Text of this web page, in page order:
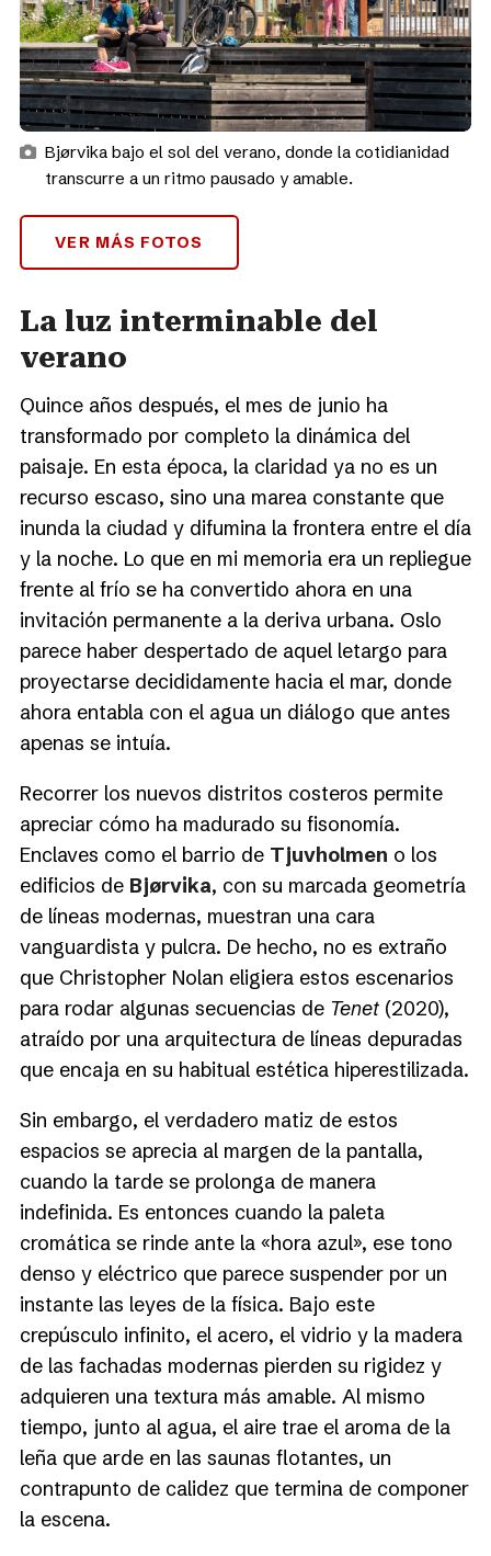
Bjørvika bajo el sol del verano, donde la cotidianidad
transcurre a un ritmo pausado y amable.
VER MÁS FOTOS
La luz interminable del
verano
Quince años después, el mes de junio ha
transformado por completo la dinámica del
paisaje. En esta época, la claridad ya no es un
recurso escaso, sino una marea constante que
inunda la ciudad y difumina la frontera entre el día
y la noche. Lo que en mi memoria era un repliegue
frente al frío se ha convertido ahora en una
invitación permanente a la deriva urbana. Oslo
parece haber despertado de aquel letargo para
proyectarse decididamente hacia el mar, donde
ahora entabla con el agua un diálogo que antes
apenas se intuía.
Recorrer los nuevos distritos costeros permite
apreciar cómo ha madurado su fisonomía.
Enclaves como el barrio de Tjuvholmen o los
edificios de Bjørvika, con su marcada geometría
de líneas modernas, muestran una cara
vanguardista y pulcra. De hecho, no es extraño
que Christopher Nolan eligiera estos escenarios
para rodar algunas secuencias de Tenet (2020),
atraído por una arquitectura de líneas depuradas
que encaja en su habitual estética hiperestilizada.
Sin embargo, el verdadero matiz de estos
espacios se aprecia al margen de la pantalla,
cuando la tarde se prolonga de manera
indefinida. Es entonces cuando la paleta
cromática se rinde ante la «hora azul», ese tono
denso y eléctrico que parece suspender por un
instante las leyes de la física. Bajo este
crepúsculo infinito, el acero, el vidrio y la madera
de las fachadas modernas pierden su rigidez y
adquieren una textura más amable. Al mismo
tiempo, junto al agua, el aire trae el aroma de la
leña que arde en las saunas flotantes, un
contrapunto de calidez que termina de componer
la escena.